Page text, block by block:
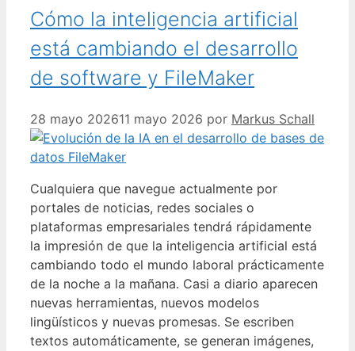
Cómo la inteligencia artificial
está cambiando el desarrollo
de software y FileMaker
28 mayo 202611 mayo 2026 por Markus Schall
Cualquiera que navegue actualmente por
portales de noticias, redes sociales o
plataformas empresariales tendrá rápidamente
la impresión de que la inteligencia artificial está
cambiando todo el mundo laboral prácticamente
de la noche a la mañana. Casi a diario aparecen
nuevas herramientas, nuevos modelos
lingüísticos y nuevas promesas. Se escriben
textos automáticamente, se generan imágenes,